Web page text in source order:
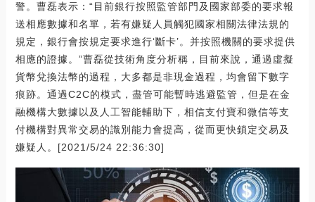
警。曹磊表示：“目前銀行按照監管部門及國家部委的要求報
送相應數據和名單，若有嫌疑人員觸犯國家相關法律法規的
規定，銀行會按規定要求進行‘斷卡’。并按照機關的要求提供
相應的證據。”曹磊從技術角度分析稱，目前來說，通過虛擬
貨幣兌換法幣的過程，大多都是非現金過程，均會留下數字
痕跡。通過C2C的模式，盡管可能暫時逃避監管，但是在金
融機構大數據以及人工智能輔助下，相信支付寶和微信等支
付機構對異常交易的識別能力會提高，從而更快鎖定交易及
嫌疑人。[2021/5/24 22:36:30]